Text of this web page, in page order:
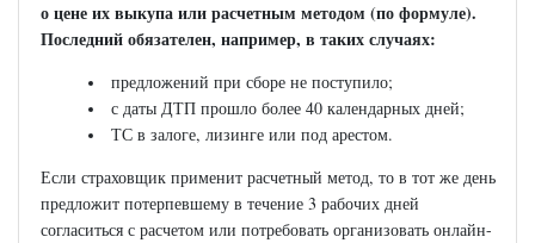
о цене их выкупа или расчетным методом (по формуле).
Последний обязателен, например, в таких случаях:
предложений при сборе не поступило;
с даты ДТП прошло более 40 календарных дней;
ТС в залоге, лизинге или под арестом.
Если страховщик применит расчетный метод, то в тот же день
предложит потерпевшему в течение 3 рабочих дней
согласиться с расчетом или потребовать организовать онлайн-